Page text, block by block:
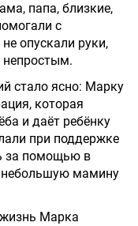
папа, близкие,
с
опускали руки,
непростым.
стало ясно: Марку
которая
и даёт ребёнку
при поддержке
за помощью в
небольшую мамину
Марка